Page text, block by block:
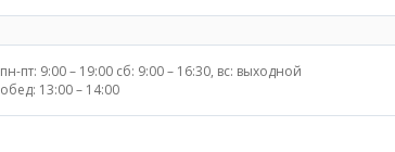
пн-пт: 9:00 – 19:00 сб: 9:00 – 16:30, вс: выходной
обед: 13:00 – 14:00